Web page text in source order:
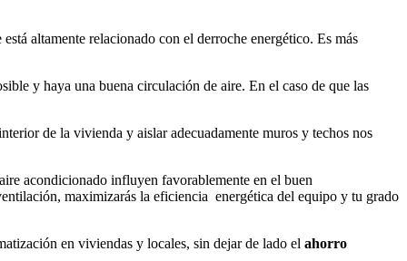
altamente relacionado con el derroche energético. Es más
y haya una buena circulación de aire. En el caso de que las
de la vivienda y aislar adecuadamente muros y techos nos
acondicionado influyen favorablemente en el buen
maximizarás la eficiencia energética del equipo y tu grado
en viviendas y locales, sin dejar de lado el ahorro